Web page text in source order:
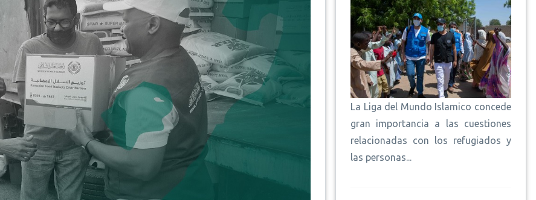
La Liga del Mundo Islamico concede
gran importancia a las cuestiones
relacionadas con los refugiados y
las personas...